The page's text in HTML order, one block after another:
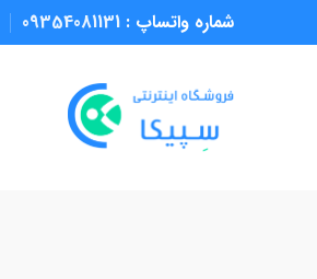
شماره واتساپ : 09354081131